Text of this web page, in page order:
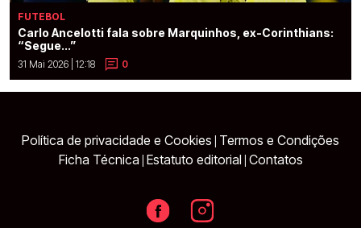
FUTEBOL
Carlo Ancelotti fala sobre Marquinhos, ex-Corinthians:
“Segue...”
31 Mai 2026 | 12:18 0
Política de privacidade e Cookies Termos e Condições
Ficha Técnica Estatuto editorial Contatos